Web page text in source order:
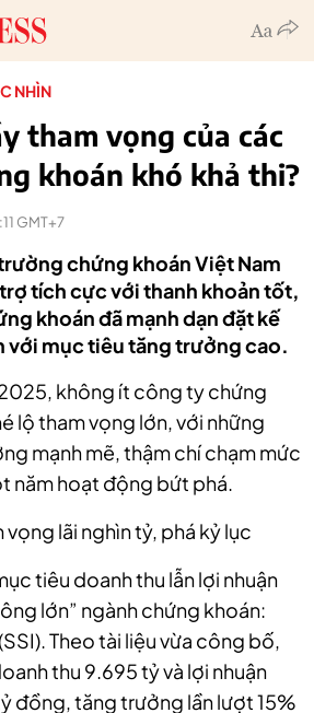
NHÌN
tham vọng của các
khoán khó khả thi?
GMT+7
chứng khoán Việt Nam
tích cực với thanh khoản tốt,
khoán đã mạnh dạn đặt kế
với mục tiêu tăng trưởng cao.
không ít công ty chứng
lộ tham vọng lớn, với những
mạnh mẽ, thậm chí chạm mức
năm hoạt động bứt phá.
lãi nghìn tỷ, phá kỷ lục
tiêu doanh thu lẫn lợi nhuận
lớn” ngành chứng khoán:
Theo tài liệu vừa công bố,
thu 9.695 tỷ và lợi nhuận
đồng, tăng trưởng lần lượt 15%